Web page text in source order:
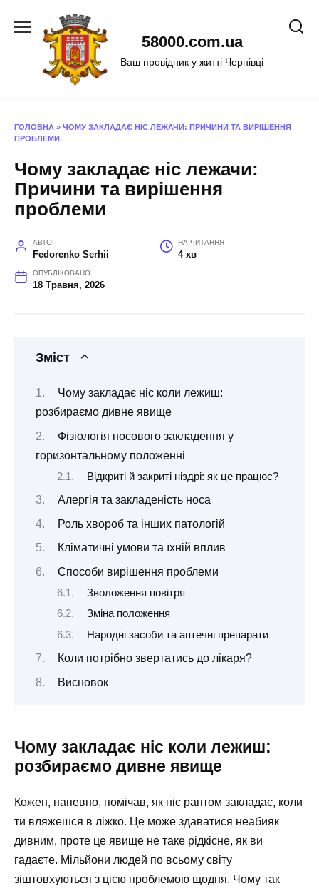
58000.com.ua
Ваш провідник у житті Чернівці
ГОЛОВНА » ЧОМУ ЗАКЛАДАЄ НІС ЛЕЖАЧИ: ПРИЧИНИ ТА ВИРІШЕННЯ
ПРОБЛЕМИ
Чому закладає ніс лежачи:
Причини та вирішення
проблеми
АВТОР
Fedorenko Serhii
НА ЧИТАННЯ
4 хв
ОПУБЛІКОВАНО
18 Травня, 2026
Зміст
Чому закладає ніс коли лежиш:
розбираємо дивне явище
Фізіологія носового закладення у
горизонтальному положенні
Відкриті й закриті ніздрі: як це працює?
Алергія та закладеність носа
Роль хвороб та інших патологій
Кліматичні умови та їхній вплив
Способи вирішення проблеми
Зволоження повітря
Зміна положення
Народні засоби та аптечні препарати
Коли потрібно звертатись до лікаря?
Висновок
Чому закладає ніс коли лежиш:
розбираємо дивне явище
Кожен, напевно, помічав, як ніс раптом закладає, коли
ти вляжешся в ліжко. Це може здаватися неабияк
дивним, проте це явище не таке рідкісне, як ви
гадаєте. Мільйони людей по всьому світу
зіштовхуються з цією проблемою щодня. Чому так